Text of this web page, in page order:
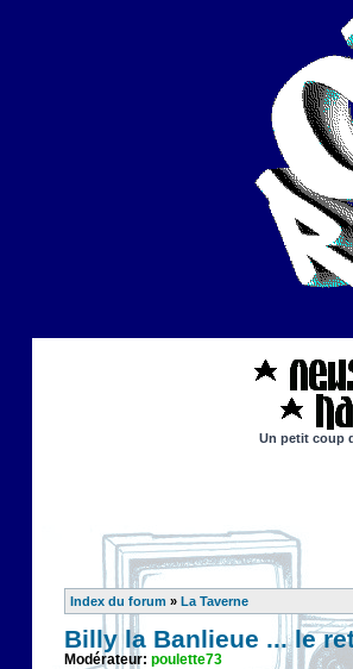
Un petit coup
Index du forum » La Taverne
Billy la Banlieue ... le
Modérateur: poulette73